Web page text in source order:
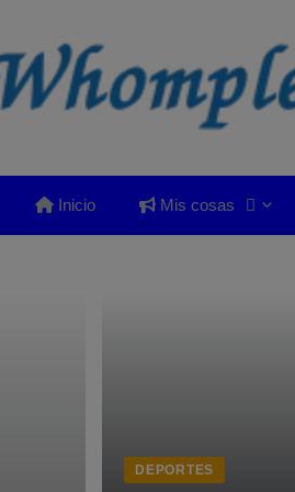
Inicio Mis cosas
DEPORTES